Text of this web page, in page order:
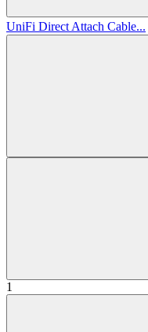
UniFi Direct Attach Cable...
1